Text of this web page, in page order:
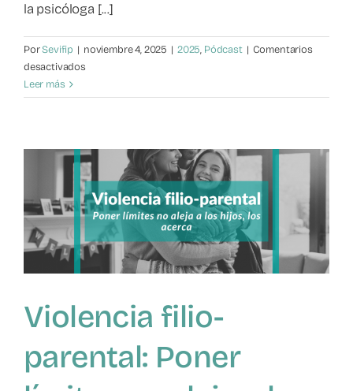
la psicóloga [...]
PorSevifip | noviembre 4, 2025 | 2025, Pódcast | Comentarios
desactivadosen
filio-
Gallego
Abián
Onda
Cero
Leer más
Violencia filio-
parental: Poner